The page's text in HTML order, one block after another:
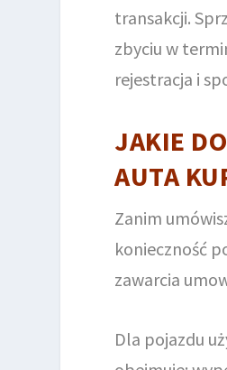
transakcji.
zbyciu w
rejestracja i
JAKIE
AUTA
Zanim
konieczność
zawarcia
Dla pojazdu